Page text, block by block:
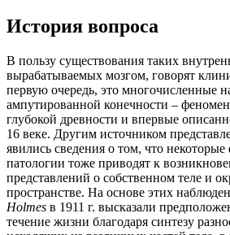
История вопроса
В пользу существования таких
вырабатываемых мозгом, говорят
первую очередь, это многочисленные
ампутированной конечности –
глубокой древности и впервые
16 веке. Другим источником
явились сведения о том, что
патологии тоже приводят к
представлений о собственном теле и
пространстве. На основе этих
Holmes в 1911 г. высказали
течение жизни благодаря синтезу